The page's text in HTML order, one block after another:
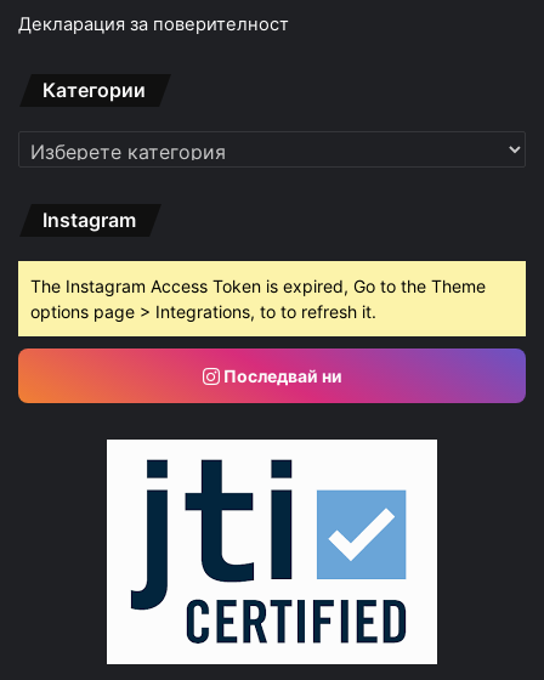
Декларация за поверителност
Категории
Категории
Instagram
The Instagram Access Token is expired, Go to the Theme
options page > Integrations, to to refresh it.
Последвай ни